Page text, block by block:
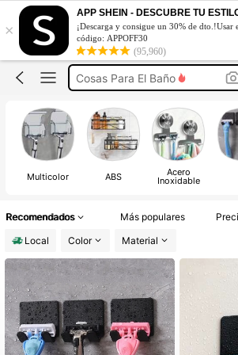
×
APP SHEIN - DESCUBRE TU
¡Descarga y consigue un 30% de dto.!Usar
código: APPOFF30
(95,960)
Baño
Accesorios Para El Baño
Cosas Para El Baño
Baño Accesorios
Baño
Multicolor ABS Acero
Inoxidable
Recomendados Más populares
Local
Color Material